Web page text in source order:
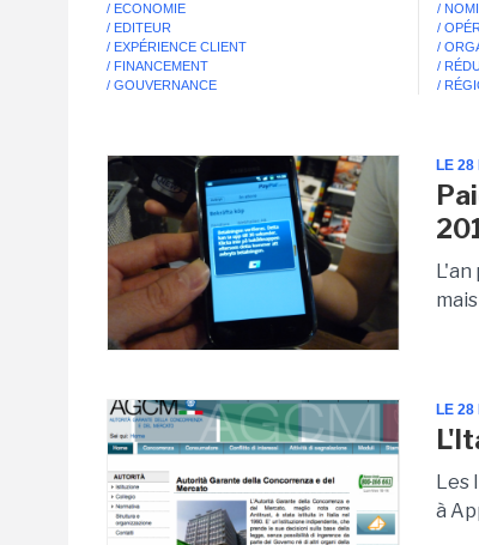
/ ECONOMIE
/ EDITEUR
/ EXPÉRIENCE CLIENT
/ FINANCEMENT
/ GOUVERNANCE
/
/
/
/
/
LE
L'an
LE
Les
à